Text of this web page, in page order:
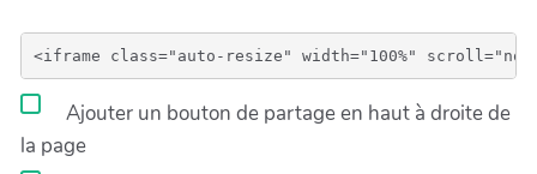
Ajouter un bouton de partage en haut à droite de
la page